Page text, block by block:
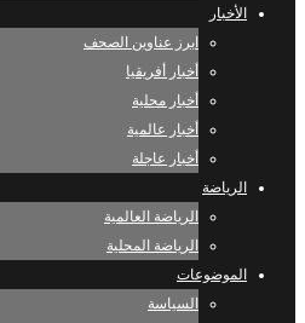
الأخبار
ابرز عناوين الصحف
أخبار أفريقيا
أخبار محلية
أخبار عالمية
أخبار عاجلة
الرياضة
الرياضة العالمية
الرياضة المحلية
الموضوعات
السياسة